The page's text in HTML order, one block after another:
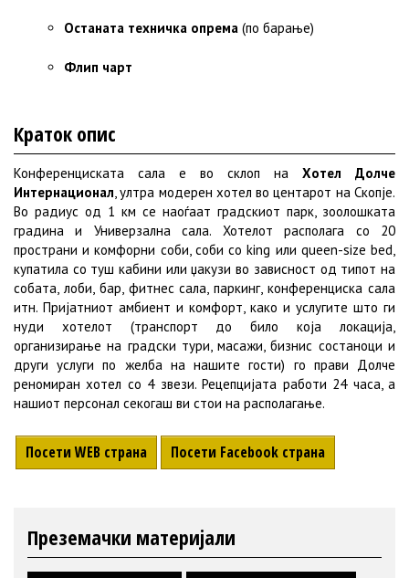
Останата техничка опрема (по барање)
Флип чарт
Краток опис
Конференциската сала е во склоп на Хотел Долче
Интернационал, ултра модерен хотел во центарот на Скопје.
Во радиус од 1 км се наоѓаат градскиот парк, зоолошката
градина и Универзална сала. Хотелот располага со 20
пространи и комфорни соби, соби со king или queen-size bed,
купатила со туш кабини или џакузи во зависност од типот на
собата, лоби, бар, фитнес сала, паркинг, конференциска сала
итн. Пријатниот амбиент и комфорт, како и услугите што ги
нуди хотелот (транспорт до било која локација,
организирање на градски тури, масажи, бизнис состаноци и
други услуги по желба на нашите гости) го прави Долче
реномиран хотел со 4 звези. Рецепцијата работи 24 часа, а
нашиот персонал секогаш ви стои на располагање.
Посети WEB страна Посети Facebook страна
Преземачки материјали